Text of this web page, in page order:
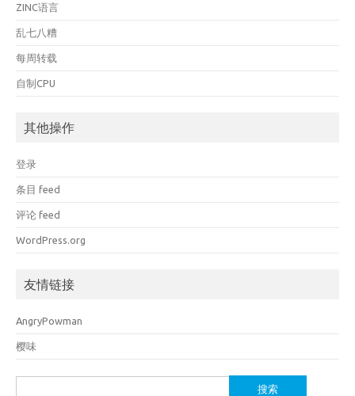
ZINC语言
乱七八糟
每周转载
自制CPU
其他操作
登录
条目 feed
评论 feed
WordPress.org
友情链接
AngryPowman
樱味